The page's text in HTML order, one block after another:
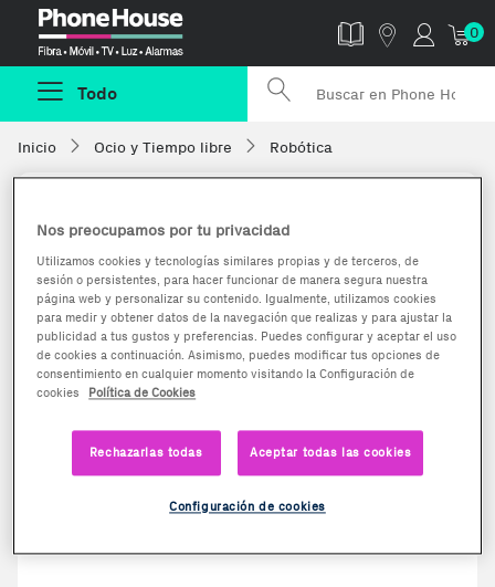
0
Todo
Inicio Ocio y Tiempo libre Robótica
Nos preocupamos por tu privacidad
Utilizamos cookies y tecnologías similares propias y de terceros, de
sesión o persistentes, para hacer funcionar de manera segura nuestra
página web y personalizar su contenido. Igualmente, utilizamos cookies
para medir y obtener datos de la navegación que realizas y para ajustar la
publicidad a tus gustos y preferencias. Puedes configurar y aceptar el uso
de cookies a continuación. Asimismo, puedes modificar tus opciones de
consentimiento en cualquier momento visitando la Configuración de
cookies
Política de Cookies
Rechazarlas todas Aceptar todas las cookies
Configuración de cookies